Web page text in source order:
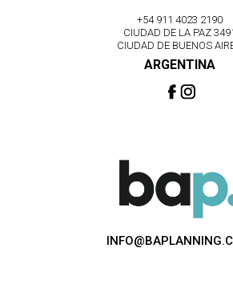
+54 911 4023 2190
CIUDAD DE LA PAZ
CIUDAD DE BUENOS
ARGENTINA